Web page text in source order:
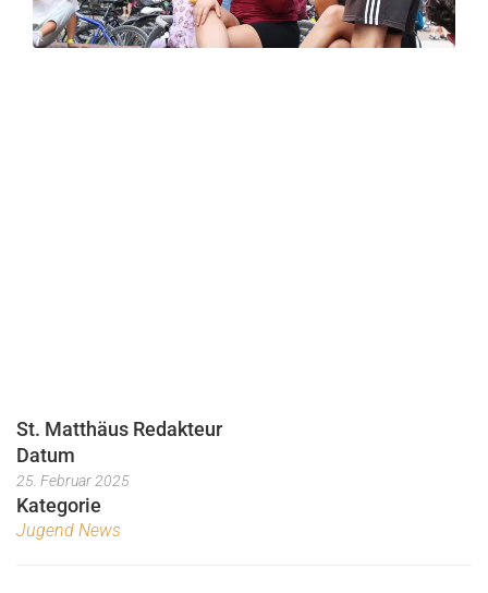
St. Matthäus Redakteur
Datum
25. Februar 2025
Kategorie
Jugend News